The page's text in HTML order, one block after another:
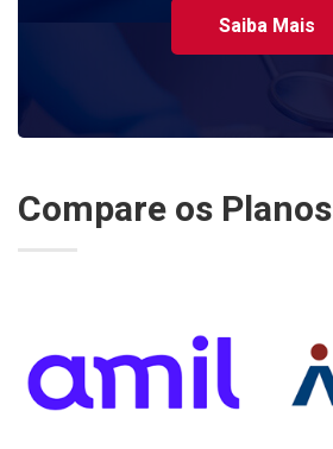
Saiba Mais
Compare os Planos